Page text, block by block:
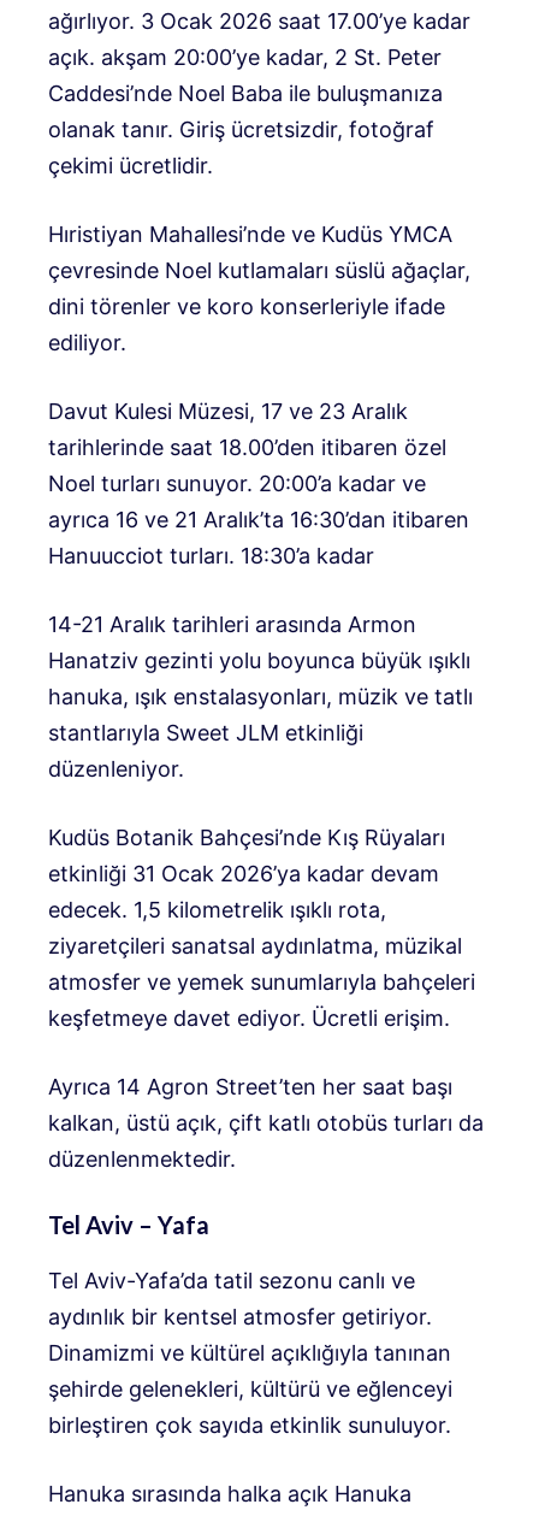
ağırlıyor. 3 Ocak 2026 saat 17.00’ye kadar
açık. akşam 20:00’ye kadar, 2 St. Peter
Caddesi’nde Noel Baba ile buluşmanıza
olanak tanır. Giriş ücretsizdir, fotoğraf
çekimi ücretlidir.
Hıristiyan Mahallesi’nde ve Kudüs YMCA
çevresinde Noel kutlamaları süslü ağaçlar,
dini törenler ve koro konserleriyle ifade
ediliyor.
Davut Kulesi Müzesi, 17 ve 23 Aralık
tarihlerinde saat 18.00’den itibaren özel
Noel turları sunuyor. 20:00’a kadar ve
ayrıca 16 ve 21 Aralık’ta 16:30’dan itibaren
Hanuucciot turları. 18:30’a kadar
14-21 Aralık tarihleri ​​arasında Armon
Hanatziv gezinti yolu boyunca büyük ışıklı
hanuka, ışık enstalasyonları, müzik ve tatlı
stantlarıyla Sweet JLM etkinliği
düzenleniyor.
Kudüs Botanik Bahçesi’nde Kış Rüyaları
etkinliği 31 Ocak 2026’ya kadar devam
edecek. 1,5 kilometrelik ışıklı rota,
ziyaretçileri sanatsal aydınlatma, müzikal
atmosfer ve yemek sunumlarıyla bahçeleri
keşfetmeye davet ediyor. Ücretli erişim.
Ayrıca 14 Agron Street’ten her saat başı
kalkan, üstü açık, çift katlı otobüs turları da
düzenlenmektedir.
Tel Aviv – Yafa
Tel Aviv-Yafa’da tatil sezonu canlı ve
aydınlık bir kentsel atmosfer getiriyor.
Dinamizmi ve kültürel açıklığıyla tanınan
şehirde gelenekleri, kültürü ve eğlenceyi
birleştiren çok sayıda etkinlik sunuluyor.
Hanuka sırasında halka açık Hanuka